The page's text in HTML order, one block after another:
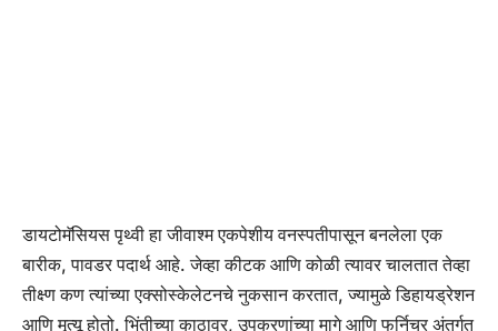
डायटोमॅसियस पृथ्वी हा जीवाश्म एकपेशीय वनस्पतीपासून बनलेला एक
बारीक, पावडर पदार्थ आहे. जेव्हा कीटक आणि कोळी त्यावर चालतात तेव्हा
तीक्ष्ण कण त्यांच्या एक्सोस्केलेटनचे नुकसान करतात, ज्यामुळे डिहायड्रेशन
आणि मृत्यू होतो. भिंतीच्या काठावर, उपकरणांच्या मागे आणि फर्निचर अंतर्गत